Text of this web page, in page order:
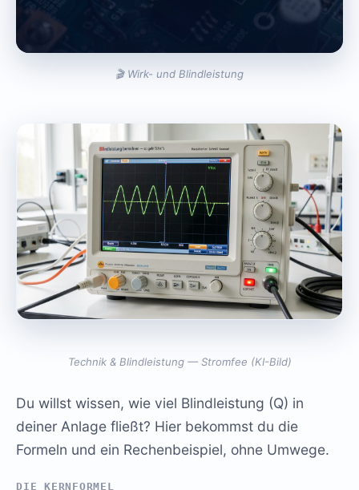
🎬 Wirk- und Blindleistung
Technik & Blindleistung — Stromfee (KI-Bild)
Du willst wissen, wie viel Blindleistung (Q) in
deiner Anlage fließt? Hier bekommst du die
Formeln und ein Rechenbeispiel, ohne Umwege.
DIE KERNFORMEL